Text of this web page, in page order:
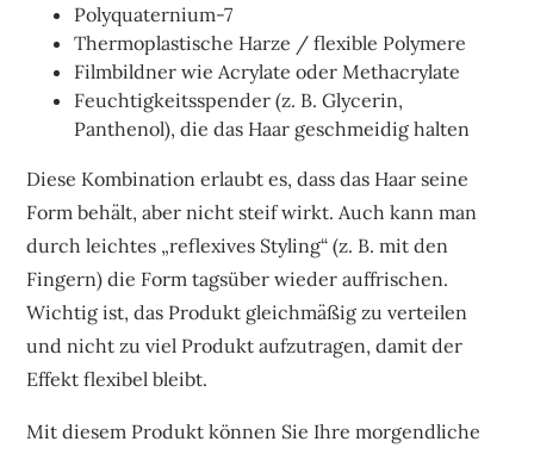
Polyquaternium-7
Thermoplastische Harze / flexible Polymere
Filmbildner wie Acrylate oder Methacrylate
Feuchtigkeitsspender (z. B. Glycerin,
Panthenol), die das Haar geschmeidig halten
Diese Kombination erlaubt es, dass das Haar seine
Form behält, aber nicht steif wirkt. Auch kann man
durch leichtes „reflexives Styling“ (z. B. mit den
Fingern) die Form tagsüber wieder auffrischen.
Wichtig ist, das Produkt gleichmäßig zu verteilen
und nicht zu viel Produkt aufzutragen, damit der
Effekt flexibel bleibt.
Mit diesem Produkt können Sie Ihre morgendliche